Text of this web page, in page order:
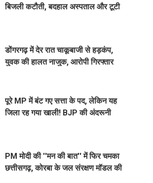
बिजली कटौती, बदहाल अस्पताल और टूटी
डोंगरगढ़ में देर रात चाकूबाजी से हड़कंप,
युवक की हालत नाजुक, आरोपी गिरफ्तार
पूरे MP में बंट गए सत्ता के पद, लेकिन यह
जिला रह गया खाली! BJP की अंदरूनी
PM मोदी की ''मन की बात'' में फिर चमका
छत्तीसगढ़, कोरबा के जल संरक्षण मॉडल की